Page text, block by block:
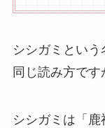
シシガミとい
同じ読み方です
シシガミは「